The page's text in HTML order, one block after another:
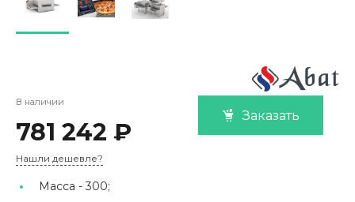
В наличии
781 242 ₽
Заказать
Нашли дешевле?
Масса - 300;